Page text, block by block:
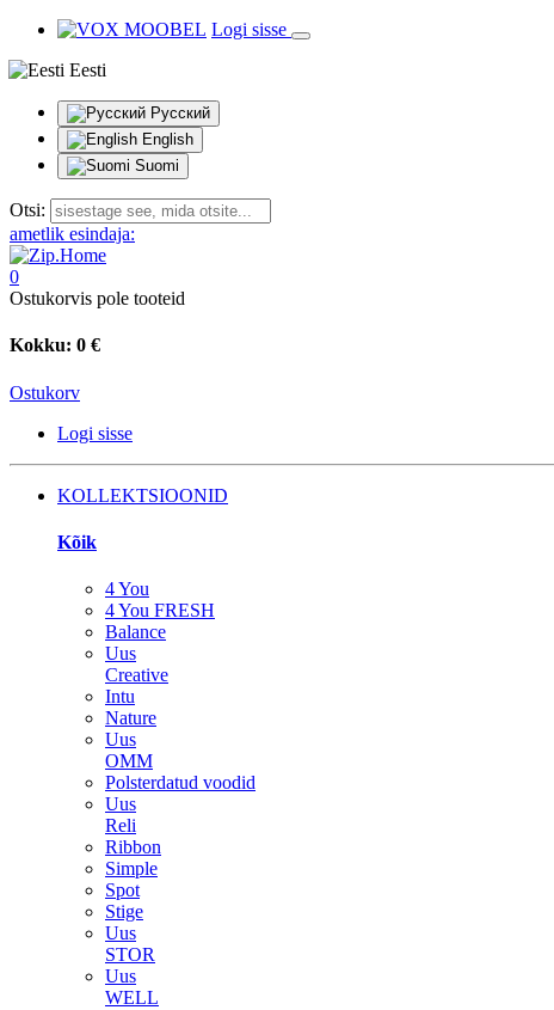
Logi sisse
Eesti
Русский
English
Suomi
Otsi:
ametlik esindaja:
0
Ostukorvis pole tooteid
Kokku: 0 €
Ostukorv
Logi sisse
KOLLEKTSIOONID
Kõik
4 You
4 You FRESH
Balance
Uus
Creative
Intu
Nature
Uus
OMM
Polsterdatud voodid
Uus
Reli
Ribbon
Simple
Spot
Stige
Uus
STOR
Uus
WELL